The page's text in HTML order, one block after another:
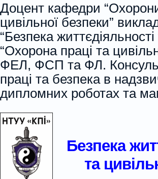
Доцент кафедри
цивільної безпеки”
“Безпека
“Охорона праці та
ФЕЛ, ФСП та ФЛ.
праці та безпека в
дипломних роботах та
Безпека
та